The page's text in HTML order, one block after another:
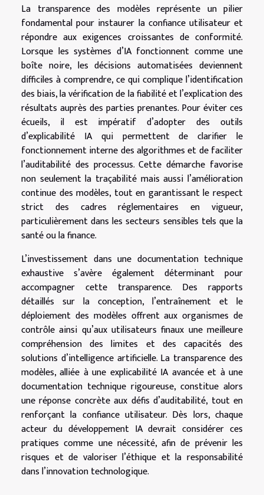
La transparence des modèles représente un pilier
fondamental pour instaurer la confiance utilisateur et
répondre aux exigences croissantes de conformité.
Lorsque les systèmes d’IA fonctionnent comme une
boîte noire, les décisions automatisées deviennent
difficiles à comprendre, ce qui complique l’identification
des biais, la vérification de la fiabilité et l’explication des
résultats auprès des parties prenantes. Pour éviter ces
écueils, il est impératif d’adopter des outils
d’explicabilité IA qui permettent de clarifier le
fonctionnement interne des algorithmes et de faciliter
l’auditabilité des processus. Cette démarche favorise
non seulement la traçabilité mais aussi l’amélioration
continue des modèles, tout en garantissant le respect
strict des cadres réglementaires en vigueur,
particulièrement dans les secteurs sensibles tels que la
santé ou la finance.
L’investissement dans une documentation technique
exhaustive s’avère également déterminant pour
accompagner cette transparence. Des rapports
détaillés sur la conception, l’entraînement et le
déploiement des modèles offrent aux organismes de
contrôle ainsi qu’aux utilisateurs finaux une meilleure
compréhension des limites et des capacités des
solutions d’intelligence artificielle. La transparence des
modèles, alliée à une explicabilité IA avancée et à une
documentation technique rigoureuse, constitue alors
une réponse concrète aux défis d’auditabilité, tout en
renforçant la confiance utilisateur. Dès lors, chaque
acteur du développement IA devrait considérer ces
pratiques comme une nécessité, afin de prévenir les
risques et de valoriser l’éthique et la responsabilité
dans l’innovation technologique.